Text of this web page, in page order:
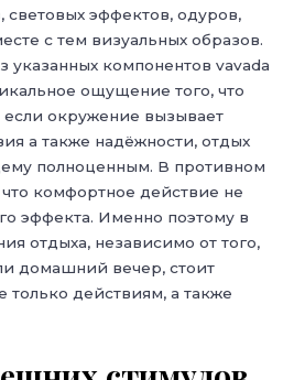
эффектов, одуров,
с тем визуальных образов.
компонентов vavada
ощущение того, что
если окружение вызывает
а также надёжности, отдых
полноценным. В противном
комфортное действие не
эффекта. Именно поэтому в
отдыха, независимо от того,
домашний вечер, стоит
только действиям, а также